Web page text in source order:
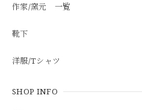
作家/窯元 一覧
靴下
洋服/Tシャツ
SHOP INFO